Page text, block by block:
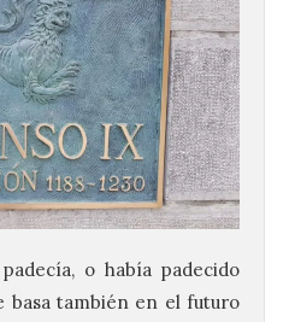
o había padecido
basa también en el futuro